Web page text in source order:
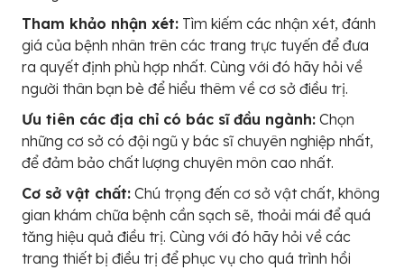
Tham khảo nhận xét: Tìm kiếm các nhận xét, đánh
giá của bệnh nhân trên các trang trực tuyến để đưa
ra quyết định phù hợp nhất. Cùng với đó hãy hỏi về
người thân bạn bè để hiểu thêm về cơ sở điều trị.
Ưu tiên các địa chỉ có bác sĩ đầu ngành: Chọn
những cơ sở có đội ngũ y bác sĩ chuyên nghiệp nhất,
để đảm bảo chất lượng chuyên môn cao nhất.
Cơ sở vật chất: Chú trọng đến cơ sở vật chất, không
gian khám chữa bệnh cần sạch sẽ, thoải mái để quá
tăng hiệu quả điều trị. Cùng với đó hãy hỏi về các
trang thiết bị điều trị để phục vụ cho quá trình hồi